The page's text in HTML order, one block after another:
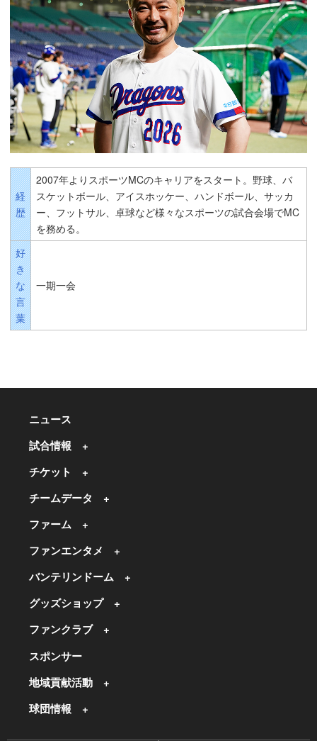
経
歴
2007年よりスポーツMCのキャリアをスタート。野球、バ
スケットボール、アイスホッケー、ハンドボール、サッカ
ー、フットサル、卓球など様々なスポーツの試合会場でMC
を務める。
好
き
な
言
葉
一期一会
ニュース
試合情報
チケット
チームデータ
ファーム
ファンエンタメ
バンテリンドーム
グッズショップ
ファンクラブ
スポンサー
地域貢献活動
球団情報